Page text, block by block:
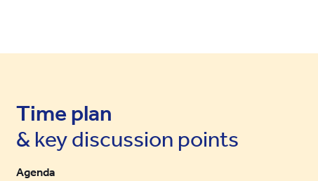
Time plan
& key discussion points
Agenda